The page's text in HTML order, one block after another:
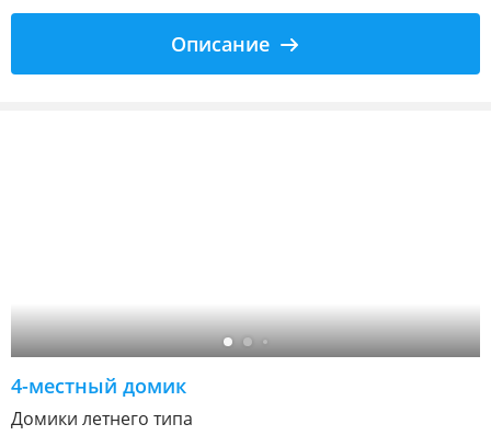
Описание
4-местный домик
Домики летнего типа